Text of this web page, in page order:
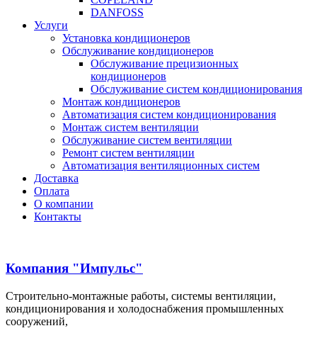
DANFOSS
Услуги
Установка кондиционеров
Обслуживание кондиционеров
Обслуживание прецизионных
кондиционеров
Обслуживание систем кондиционирования
Монтаж кондиционеров
Автоматизация систем кондиционирования
Монтаж систем вентиляции
Обслуживание систем вентиляции
Ремонт систем вентиляции
Автоматизация вентиляционных систем
Доставка
Оплата
О компании
Контакты
Компания "Импульс"
Строительно-монтажные работы, системы вентиляции,
кондиционирования и холодоснабжения промышленных
сооружений,